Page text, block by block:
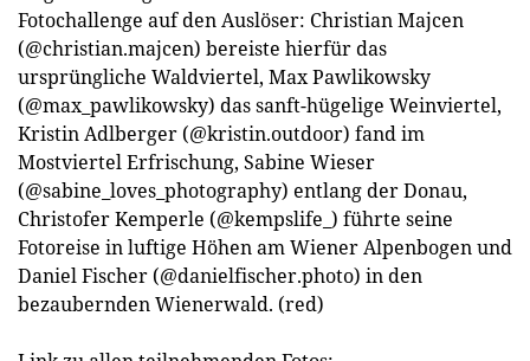
Fotochallenge auf den Auslöser: Christian Majcen
(@christian.majcen) bereiste hierfür das
ursprüngliche Waldviertel, Max Pawlikowsky
(@max_pawlikowsky) das sanft-hügelige Weinviertel,
Kristin Adlberger (@kristin.outdoor) fand im
Mostviertel Erfrischung, Sabine Wieser
(@sabine_loves_photography) entlang der Donau,
Christofer Kemperle (@kempslife_) führte seine
Fotoreise in luftige Höhen am Wiener Alpenbogen und
Daniel Fischer (@danielfischer.photo) in den
bezaubernden Wienerwald. (red)